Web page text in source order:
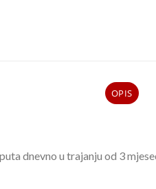
OPIS
dnevno u trajanju od 3